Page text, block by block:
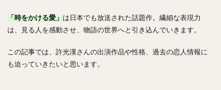
「時をかける愛」は日本でも放送された話題作。繊細な表現力
は、見る人を感動させ、物語の世界へと引き込んでいきます。
この記事では、許光漢さんの出演作品や性格、過去の恋人情報に
も迫っていきたいと思います。